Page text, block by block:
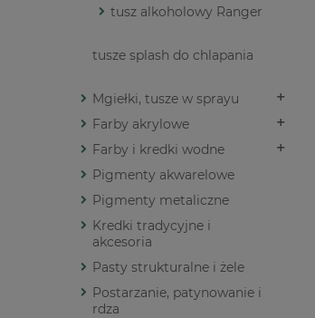
tusz alkoholowy Ranger
tusze splash do chlapania
Mgiełki, tusze w sprayu
Farby akrylowe
Farby i kredki wodne
Pigmenty akwarelowe
Pigmenty metaliczne
Kredki tradycyjne i
akcesoria
Pasty strukturalne i żele
Postarzanie, patynowanie i
rdza